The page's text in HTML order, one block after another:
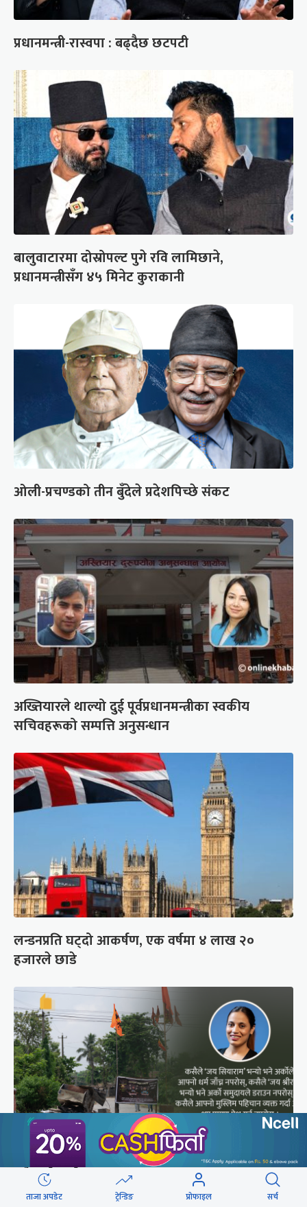
प्रधानमन्त्री-रास्वपा : बढ्दैछ छटपटी
बालुवाटारमा दोस्रोपल्ट पुगे रवि लामिछाने,
प्रधानमन्त्रीसँग ४५ मिनेट कुराकानी
ओली-प्रचण्डको तीन बुँदेले प्रदेशपिच्छे संकट
अख्तियारले थाल्यो दुई पूर्वप्रधानमन्त्रीका स्वकीय
सचिवहरूको सम्पत्ति अनुसन्धान
लन्डनप्रति घट्दो आकर्षण, एक वर्षमा ४ लाख २०
हजारले छाडे
मधेसको अयोध्याकरण
ताजा अपडेट ट्रेन्डिङ प्रोफाइल सर्च